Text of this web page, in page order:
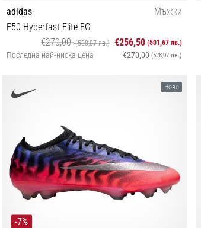
adidas Мъжки
F50 Hyperfast Elite FG
€270,00(528,07 лв.) €256,50 (501,67 лв.)
Последна най-ниска цена €270,00 (528,07 лв.)
39⅓ 40 40⅔ 42 42⅔ 44 44⅔ 45⅓ 46 46⅔ 47⅓ 48
Ново
-7%